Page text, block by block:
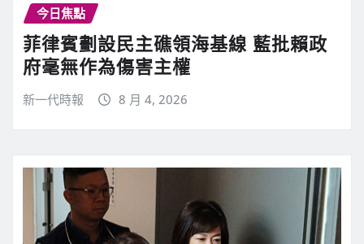
今日焦點
菲律賓劃設民主礁領海基線 藍批賴政
府毫無作為傷害主權
新一代時報 8 月 4, 2026